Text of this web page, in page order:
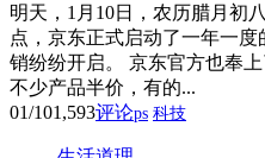
明天，1月10日，农历腊月初
点，京东正式启动了一年一
销纷纷开启。 京东官方也奉
不少产品半价，有的...
01/101,593评论ps 科技